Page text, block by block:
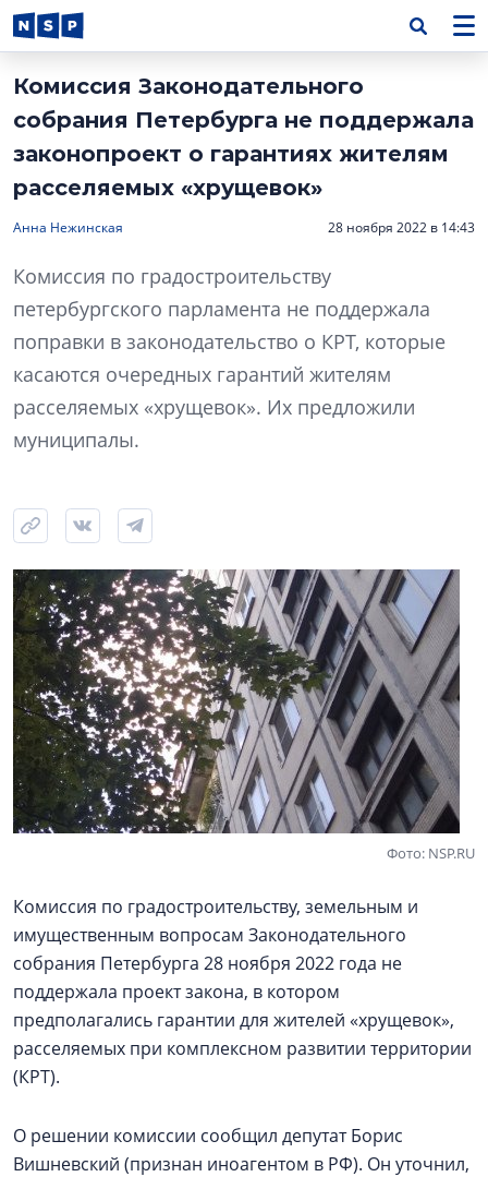
Комиссия Законодательного
собрания Петербурга не поддержала
законопроект о гарантиях жителям
расселяемых «хрущевок»
Анна Нежинская 28 ноября 2022 в 14:43
Комиссия по градостроительству
петербургского парламента не поддержала
поправки в законодательство о КРТ, которые
касаются очередных гарантий жителям
расселяемых «хрущевок». Их предложили
муниципалы.
Фото: NSP.RU
Комиссия по градостроительству, земельным и
имущественным вопросам Законодательного
собрания Петербурга 28 ноября 2022 года не
поддержала проект закона, в котором
предполагались гарантии для жителей «хрущевок»,
расселяемых при комплексном развитии территории
(КРТ).
О решении комиссии сообщил депутат Борис
Вишневский (признан иноагентом в РФ). Он уточнил,